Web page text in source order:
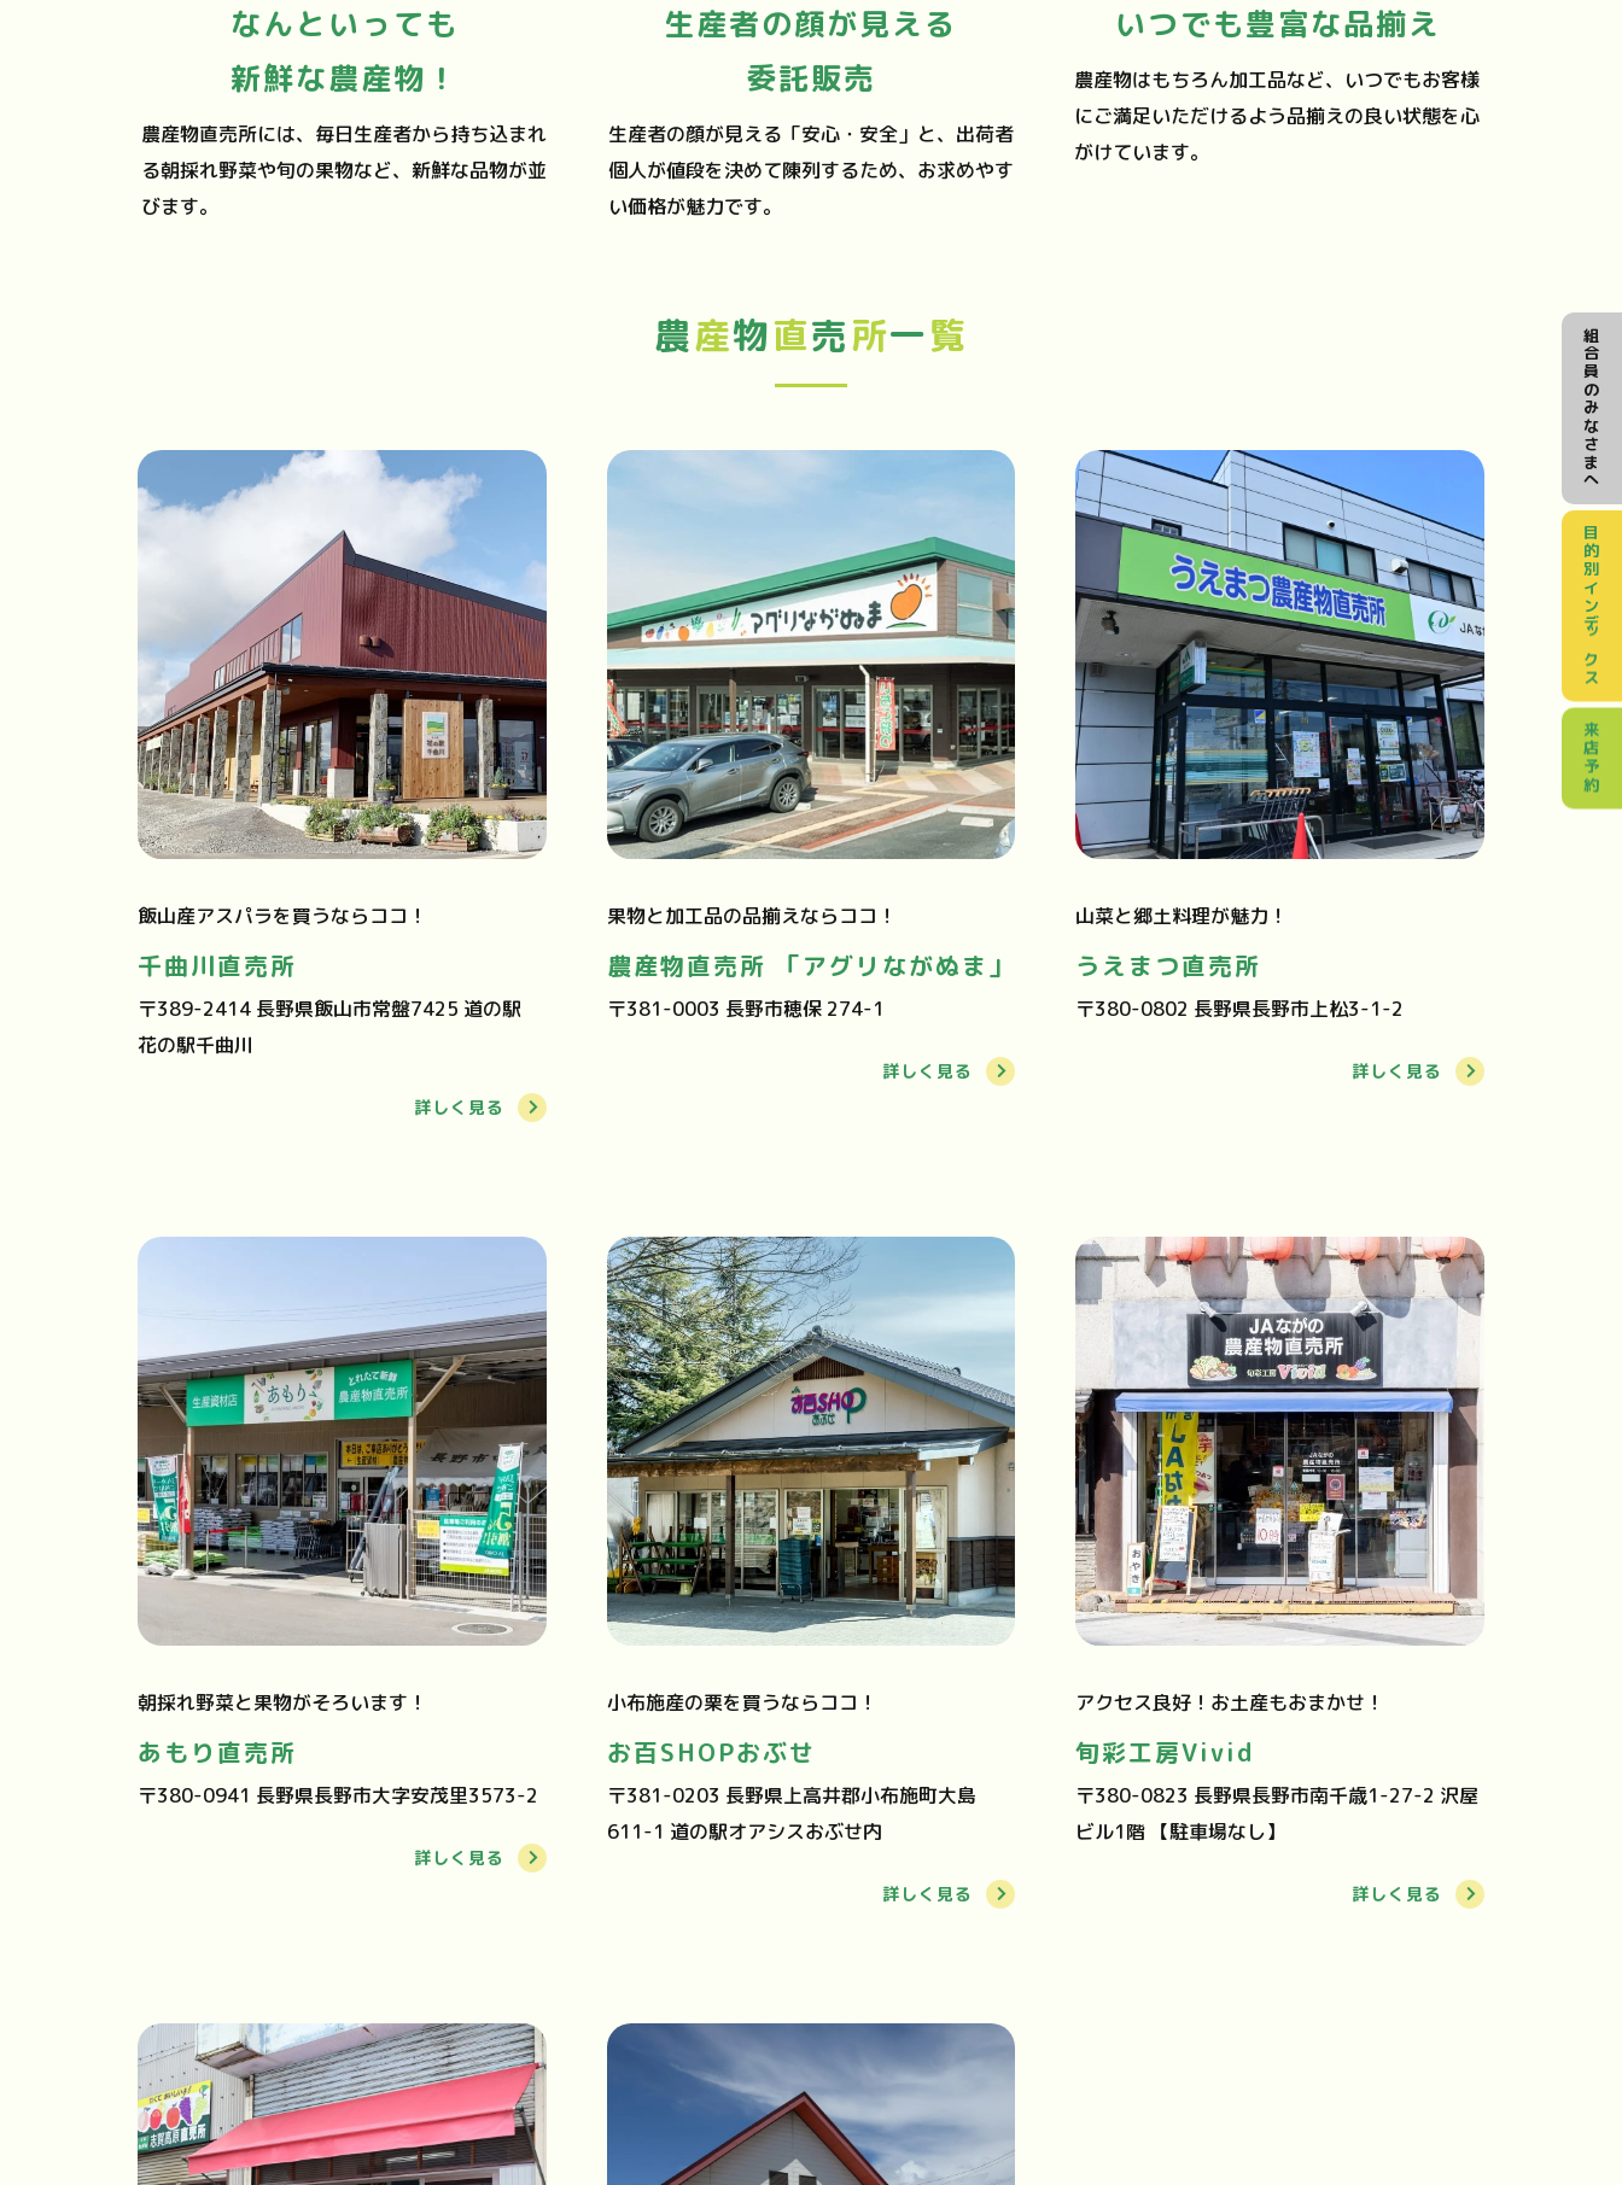
組合員のみなさまへ
目的別インデックス
来店予約
なんといっても
新鮮な農産物！
農産物直売所には、毎日生産者から持ち込まれ
る朝採れ野菜や旬の果物など、新鮮な品物が並
びます。
生産者の顔が見える
委託販売
生産者の顔が見える「安心・安全」と、出荷者
個人が値段を決めて陳列するため、お求めやす
い価格が魅力です。
いつでも豊富な品揃え
農産物はもちろん加工品など、いつでもお客様
にご満足いただけるよう品揃えの良い状態を心
がけています。
農産物直売所一覧
飯山産アスパラを買うならココ！
千曲川直売所
〒389-2414 長野県飯山市常盤7425 道の駅
花の駅千曲川
詳しく見る
果物と加工品の品揃えならココ！
農産物直売所 「アグリながぬま」
〒381-0003 長野市穂保 274-1
詳しく見る
山菜と郷土料理が魅力！
うえまつ直売所
〒380-0802 長野県長野市上松3-1-2
詳しく見る
朝採れ野菜と果物がそろいます！
あもり直売所
〒380-0941 長野県長野市大字安茂里3573-2
詳しく見る
小布施産の栗を買うならココ！
お百SHOPおぶせ
〒381-0203 長野県上高井郡小布施町大島
611-1 道の駅オアシスおぶせ内
詳しく見る
アクセス良好！お土産もおまかせ！
旬彩工房Vivid
〒380-0823 長野県長野市南千歳1-27-2 沢屋
ビル1階 【駐車場なし】
詳しく見る